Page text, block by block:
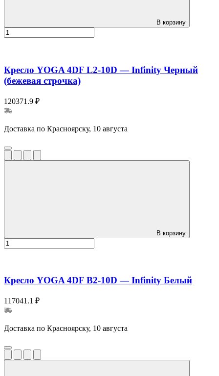
В корзину
Кресло YOGA 4DF L2-10D — Infinity Черный
(бежевая строчка)
120371.9 ₽
Доставка по Красноярску, 10 августа
В корзину
Кресло YOGA 4DF B2-10D — Infinity Белый
117041.1 ₽
Доставка по Красноярску, 10 августа